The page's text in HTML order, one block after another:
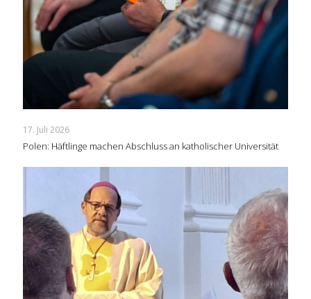
17. Juli 2026
Polen: Häftlinge machen Abschluss an katholischer Universität